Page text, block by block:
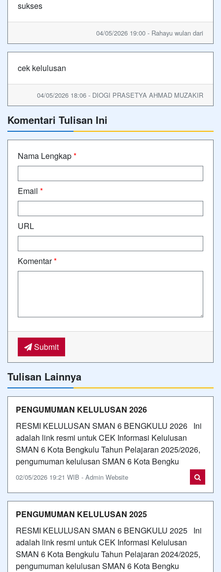
sukses
04/05/2026 19:00 - Rahayu wulan dari
cek kelulusan
04/05/2026 18:06 - DIOGI PRASETYA AHMAD MUZAKIR
Komentari Tulisan Ini
Nama Lengkap*
Email *
URL
Komentar*
Submit
Tulisan Lainnya
PENGUMUMAN KELULUSAN 2026
RESMI KELULUSAN SMAN 6 BENGKULU 2026 Ini
adalah link resmi untuk CEK Informasi Kelulusan
SMAN 6 Kota Bengkulu Tahun Pelajaran 2025/2026,
pengumuman kelulusan SMAN 6 Kota Bengku
02/05/2026 19:21 WIB - Admin Website
PENGUMUMAN KELULUSAN 2025
RESMI KELULUSAN SMAN 6 BENGKULU 2025 Ini
adalah link resmi untuk CEK Informasi Kelulusan
SMAN 6 Kota Bengkulu Tahun Pelajaran 2024/2025,
pengumuman kelulusan SMAN 6 Kota Bengku